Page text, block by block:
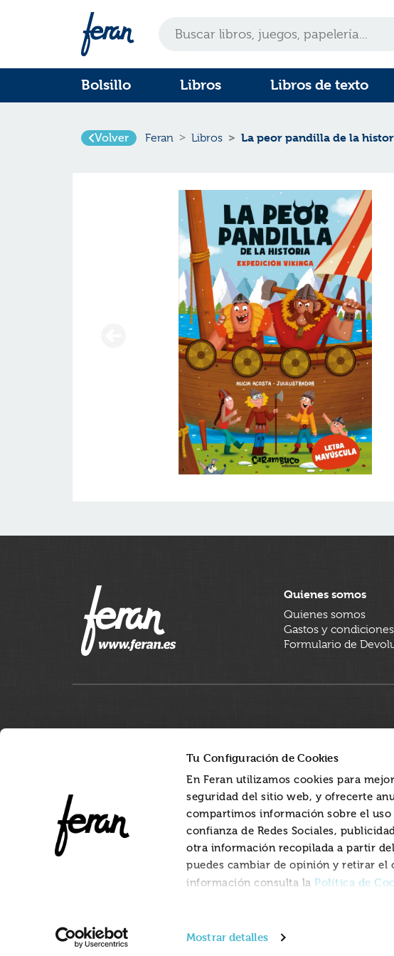
Tu Configuración de Cookies
En Feran utilizamos cookies para
seguridad del sitio web, y ofrecerte
compartimos información sobre el
confianza de Redes Sociales,
otra información recopilada a partir
puedes cambiar de opinión y retirar el
información consulta laPolítica de
Mostrar detalles
Bolsillo Libros Libros de texto
Volver Feran Libros La peor pandilla de la
Quienes somos
Quienes somos
Gastos y
Formulario de